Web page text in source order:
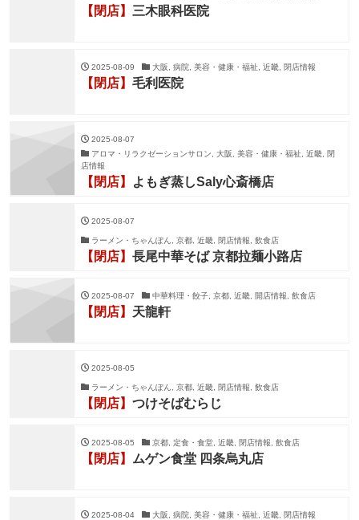
【閉店】 三木眼科医院
2025-08-09 大阪, 病院, 美容・健康・福祉, 近畿, 閉店情報
【閉店】 毛利医院
2025-08-07
アロマ・リラクゼーションサロン, 大阪, 美容・健康・福祉, 近畿, 閉
店情報
【閉店】 よもぎ蒸しSaly心斎橋店
2025-08-07
ラーメン・ちゃんぽん, 京都, 近畿, 閉店情報, 飲食店
【閉店】 長尾中華そば 京都拉麺小路店
2025-08-07 中華料理・餃子, 京都, 近畿, 開店情報, 飲食店
【閉店】 天龍軒
2025-08-05
ラーメン・ちゃんぽん, 京都, 近畿, 閉店情報, 飲食店
【閉店】 つけそばむらじ
2025-08-05 京都, 定食・食堂, 近畿, 閉店情報, 飲食店
【閉店】 ムゲン食堂 四条烏丸店
2025-08-04 大阪, 病院, 美容・健康・福祉, 近畿, 閉店情報